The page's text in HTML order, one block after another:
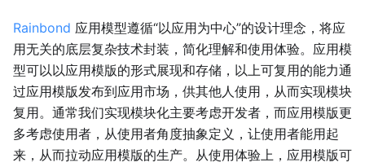
Rainbond 应用模型遵循“以应用为中心”的设计理念，将应
用无关的底层复杂技术封装，简化理解和使用体验。应用模
型可以以应用模版的形式展现和存储，以上可复用的能力通
过应用模版发布到应用市场，供其他人使用，从而实现模块
复用。通常我们实现模块化主要考虑开发者，而应用模版更
多考虑使用者，从使用者角度抽象定义，让使用者能用起
来，从而拉动应用模版的生产。从使用体验上，应用模版可